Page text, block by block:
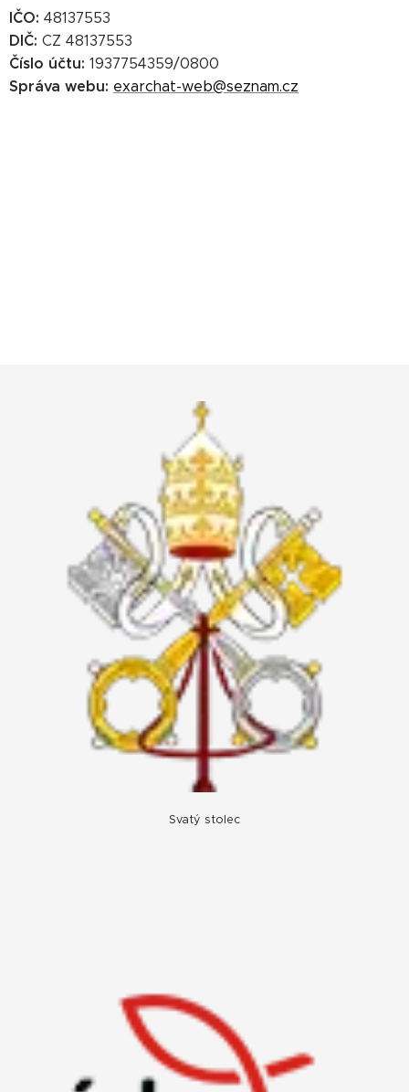
IČO: 48137553
DIČ: CZ 48137553
Číslo účtu: 1937754359/0800
Správa webu: exarchat-web@seznam.cz
Svatý stolec